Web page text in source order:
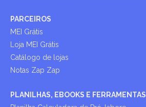
PARCEIROS
MEI Grátis
Loja MEI Grátis
Catálogo de lojas
Notas Zap Zap
PLANILHAS, EBOOKS E FERRAMENTAS